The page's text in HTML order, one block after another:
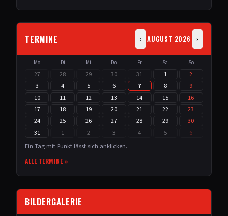
TERMINE ‹ AUGUST 2026 ›
Mo Di Mi Do Fr Sa So
27 28 29 30 31 1
2
3
4 5 6 7 8
9
10
11 12 13 14 15
16
17
18 19 20 21 22
23
24
25 26 27 28 29
30
31
1 2 3 4 5
6
Ein Tag mit Punkt lässt sich anklicken.
ALLE TERMINE »
BILDERGALERIE